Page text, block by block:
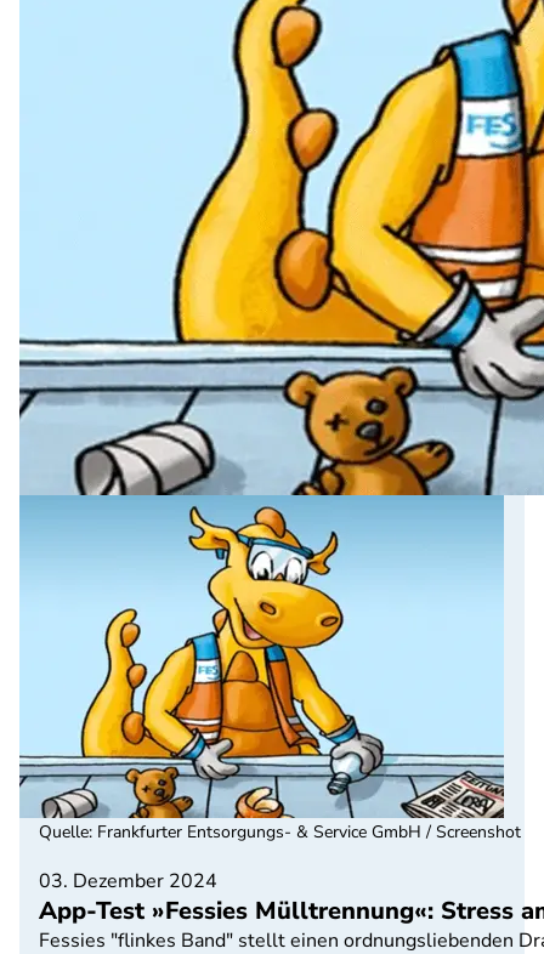
03. Dezember 2024
App-Test »Fessies Mülltrennung«: Stress
Fessies "flinkes Band" stellt einen ordnungsliebenden
Quelle: Frankfurter Entsorgungs- & Service GmbH / Screenshot